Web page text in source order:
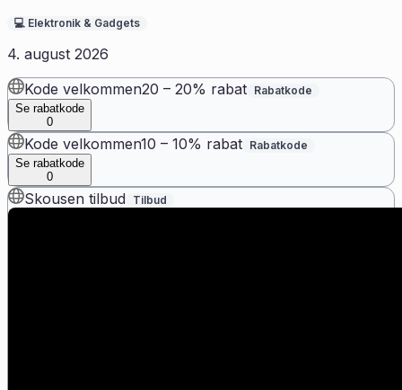
💻 Elektronik & Gadgets
4. august 2026
Kode velkommen20 – 20% rabat Rabatkode
Se rabatkode
0
Kode velkommen10 – 10% rabat Rabatkode
Se rabatkode
0
Skousen tilbud Tilbud